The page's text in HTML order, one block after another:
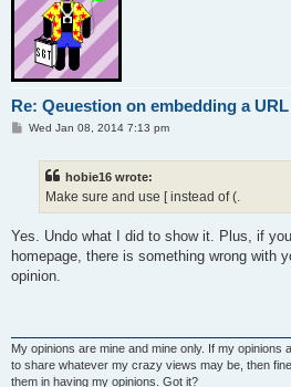
Re: Qeuestion on embedding a URL
PWed Jan 08, 2014 7:13 pm
hobie16 wrote:
Make sure and use [ instead of (.
Yes. Undo what I did to show it. Plus, if
homepage, there is something wrong with
opinion.
My opinions are mine and mine only. If my opinions
to share whatever my crazy views may be, then
them in having my opinions. Got it?